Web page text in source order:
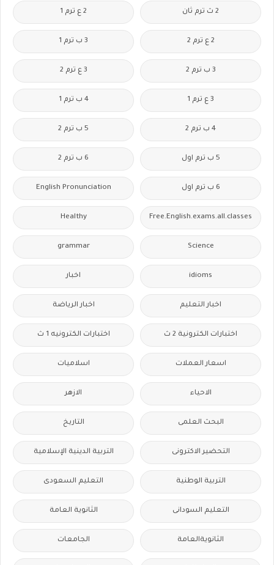
2 ث ترم ثان 2 ع ترم 1
2 ع ترم 2 3 ب ترم 1
3 ب ترم 2 3 ع ترم 2
3 ع ترم 1 4 ب ترم 1
4 ب ترم 2 5 ب ترم 2
5 ب ترم اول 6 ب ترم 2
6 ب ترم اول English Pronunciation
Free.English.exams.all.classes
Healthy
Science
grammar
idioms اخبار
اخبار التعليم اخبار الرياضة
اختبارات الكترونية 2 ث اختبارات الكترونيه 1 ث
اسعار العملات اسلاميات
الاحياء الازهر
البحث العلمى التاريخ
التحضير الاكترونى التربية الدينية الإسلامية
التربية الوطنية التعليم السعودى
التعليم السودانى الثانوية العامة
الثانويةالعامة الجامعات